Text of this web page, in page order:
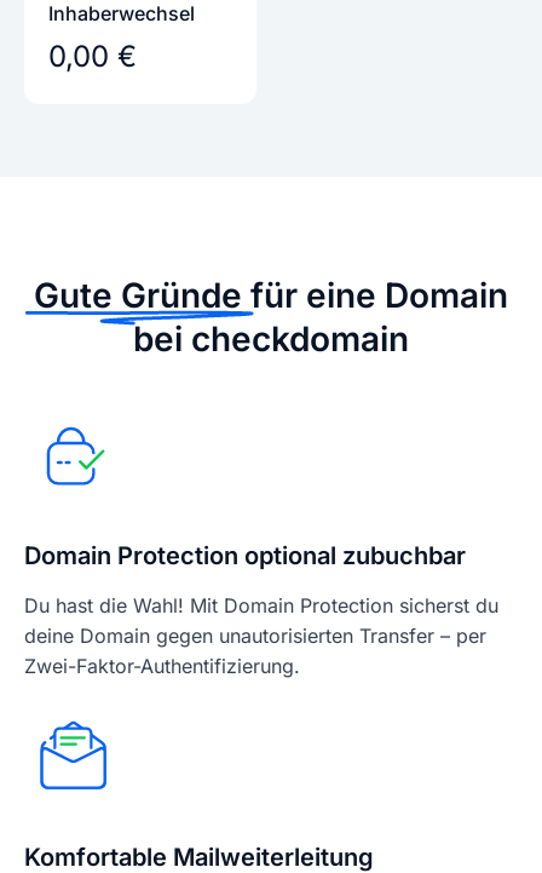
Inhaber­wechsel
0,00 €
Gute Gründe für eine Domain
bei checkdomain
Domain Protection optional zubuchbar
Du hast die Wahl! Mit Domain Protection sicherst du
deine Domain gegen unautorisierten Transfer – per
Zwei-Faktor-Authentifizierung.
Komfortable Mailweiterleitung